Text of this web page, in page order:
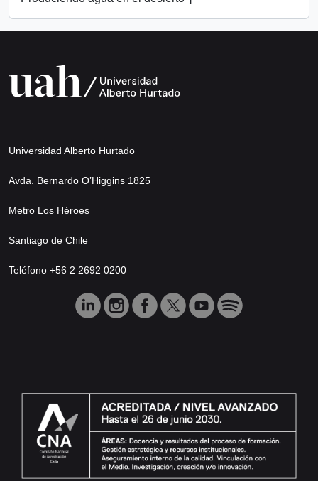
Universidad Alberto Hurtado
Avda. Bernardo O’Higgins 1825
Metro Los Héroes
Santiago de Chile
Teléfono +56 2 2692 0200